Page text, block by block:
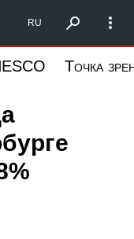
Запад
RU
Точка